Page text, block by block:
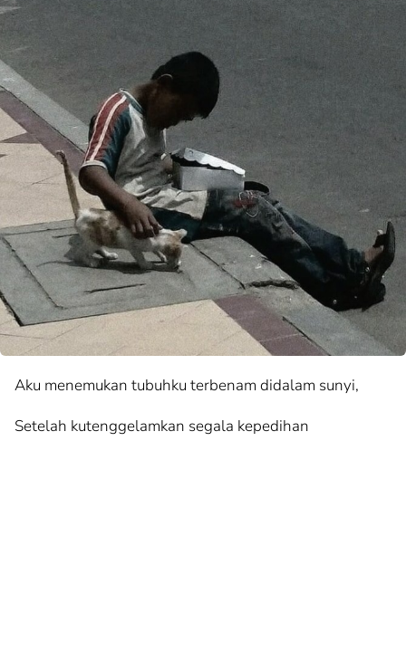
Aku menemukan tubuhku terbenam didalam sunyi,
Setelah kutenggelamkan segala kepedihan